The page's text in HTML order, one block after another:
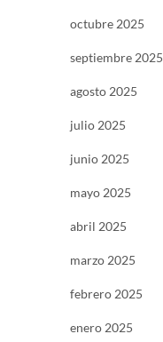
octubre 2025
septiembre 2025
agosto 2025
julio 2025
junio 2025
mayo 2025
abril 2025
marzo 2025
febrero 2025
enero 2025